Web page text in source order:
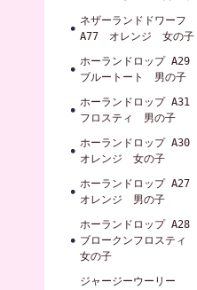
ネザーランドドワーフ
A77 オレンジ 女の子
ホーランドロップ A29
ブルートート 男の子
ホーランドロップ A31
フロスティ 男の子
ホーランドロップ A30
オレンジ 女の子
ホーランドロップ A27
オレンジ 男の子
ホーランドロップ A28
ブロークンフロスティ
女の子
ジャージーウーリー